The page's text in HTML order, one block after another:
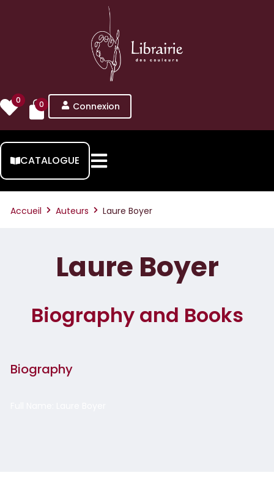
0 0 Connexion
CATALOGUE
Accueil Auteurs Laure Boyer
Laure Boyer
Biography and Books
Biography